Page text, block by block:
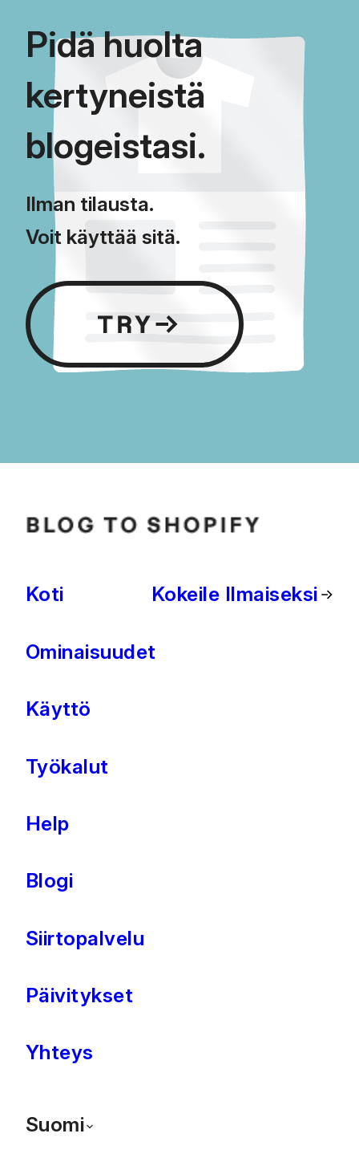
Pidä huolta
kertyneistä
blogeistasi.
Ilman tilausta.
Voit käyttää sitä.
Koti
Ominaisuudet
Käyttö
Työkalut
Help
Blogi
Siirtopalvelu
Päivitykset
Yhteys
Suomi
Kokeile Ilmaiseksi